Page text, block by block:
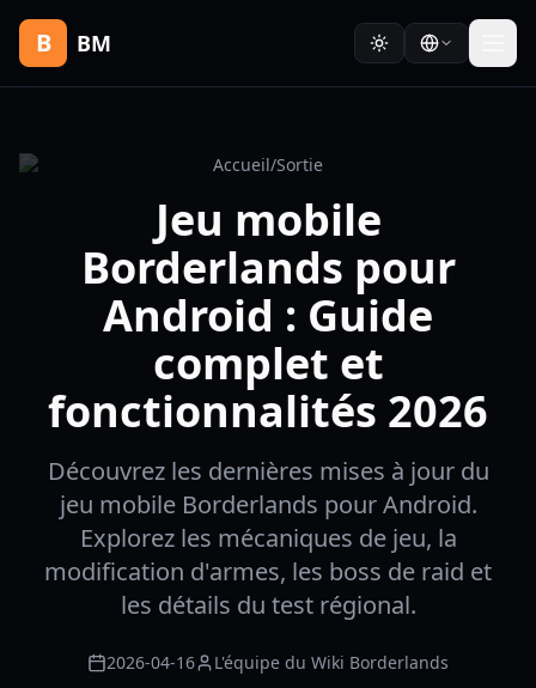
B BM
Accueil/Sortie
Jeu mobile
Borderlands pour
Android : Guide
complet et
fonctionnalités 2026
Découvrez les dernières mises à jour du
jeu mobile Borderlands pour Android.
Explorez les mécaniques de jeu, la
modification d'armes, les boss de raid et
les détails du test régional.
2026-04-16 L'équipe du Wiki Borderlands